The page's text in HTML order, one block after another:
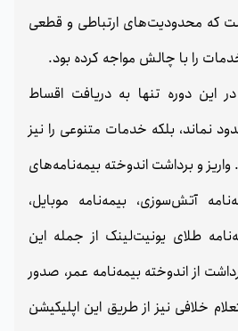
که محدودیت‌های ارتباطی و قطعی
خدمات را با چالش مواجه کرده بود.
این دوره تنها به دریافت اقساط
نماند، بلکه خدمات متنوعی را نیز
واریز و برداشت اندوخته بیمه‌نامه‌های
آتش‌سوزی، بیمه‌نامه موبایل،
طلای یونیت‌لینک از جمله این
از اندوخته بیمه‌نامه عمر، صدور
خلافی نیز از طریق این اپلیکیشن